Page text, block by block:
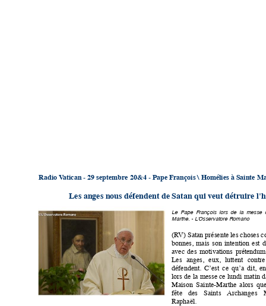
Radio Vatican - 29 septembre 20&4 - Pape François \ Homélies à Sainte
Les anges nous défendent de Satan qui veut détruire
Le
  Pape
François  lors de  la messe
Marthe. - L'Osservatore Romano
(RV) Satan présente les choses
bonnes,
mais son intention est
avec des motivations
Les
anges, eux, luttent
contre
défendent.
C’est ce qu’a dit,
en
lors de la messe ce lundi matin
Maison Sainte-Marthe alors que
fête
des Saints
  Archanges
Raphaël.